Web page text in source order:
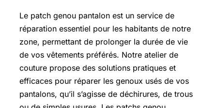
Le patch genou pantalon est un service de
réparation essentiel pour les habitants de notre
zone, permettant de prolonger la durée de vie
de vos vêtements préférés. Notre atelier de
couture propose des solutions pratiques et
efficaces pour réparer les genoux usés de vos
pantalons, qu’il s’agisse de déchirures, de trous